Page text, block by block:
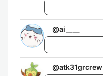
@ai____
@atk31grcrew